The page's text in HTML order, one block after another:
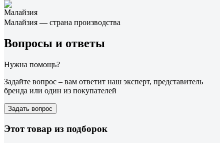
Малайзия — страна производства
Вопросы и ответы
Нужна помощь?
Задайте вопрос – вам ответит наш эксперт, представитель
бренда или один из покупателей
Задать вопрос
Этот товар из подборок